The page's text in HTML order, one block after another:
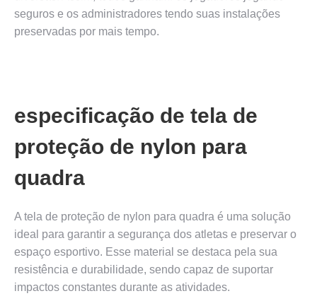
seguros e os administradores tendo suas instalações
preservadas por mais tempo.
especificação de tela de
proteção de nylon para
quadra
A tela de proteção de nylon para quadra é uma solução
ideal para garantir a segurança dos atletas e preservar o
espaço esportivo. Esse material se destaca pela sua
resistência e durabilidade, sendo capaz de suportar
impactos constantes durante as atividades.